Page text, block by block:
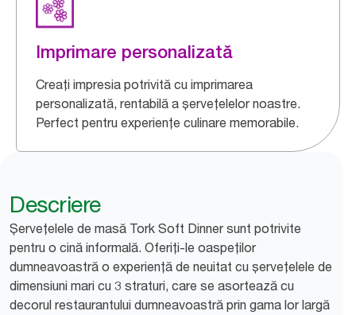
Imprimare personalizată
Creați impresia potrivită cu imprimarea
personalizată, rentabilă a șervețelelor noastre.
Perfect pentru experiențe culinare memorabile.
Descriere
Șervețelele de masă Tork Soft Dinner sunt potrivite
pentru o cină informală. Oferiți-le oaspeților
dumneavoastră o experiență de neuitat cu șervețelele de
dimensiuni mari cu 3 straturi, care se asortează cu
decorul restaurantului dumneavoastră prin gama lor largă